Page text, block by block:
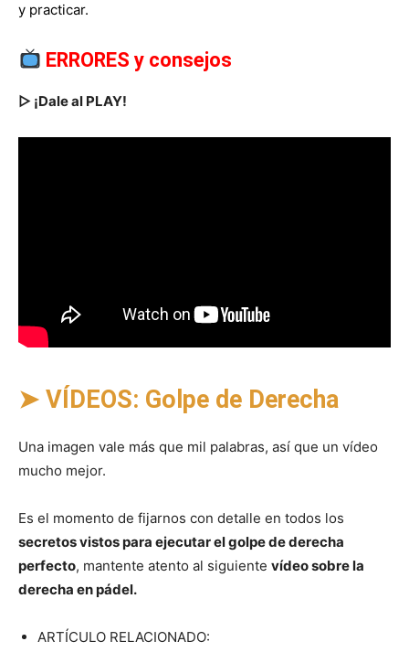
y practicar.
ERRORES y consejos
▷ ¡Dale al PLAY!
➤ VÍDEOS: Golpe de Derecha
Una imagen vale más que mil palabras, así que un vídeo
mucho mejor.
Es el momento de fijarnos con detalle en todos los
secretos vistos para ejecutar el golpe de derecha
perfecto, mantente atento al siguiente vídeo sobre la
derecha en pádel.
ARTÍCULO RELACIONADO: